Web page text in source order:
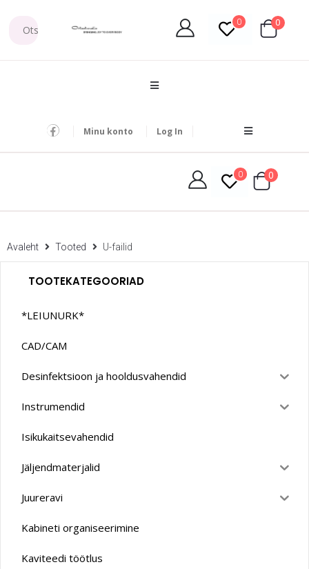
0 0
Minu konto Log In
0 0
Avaleht Tooted U-failid
TOOTEKATEGOORIAD
*LEIUNURK*
CAD/CAM
Desinfektsioon ja hooldusvahendid
Instrumendid
Isikukaitsevahendid
Jäljendmaterjalid
Juureravi
Kabineti organiseerimine
Kaviteedi töötlus